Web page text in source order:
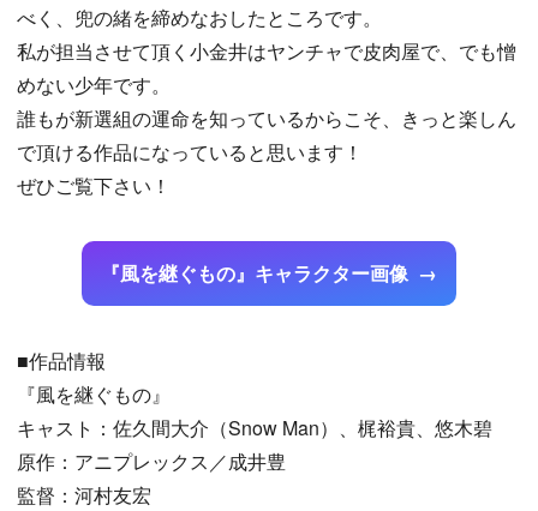
べく、兜の緒を締めなおしたところです。
私が担当させて頂く小金井はヤンチャで皮肉屋で、でも憎
めない少年です。
誰もが新選組の運命を知っているからこそ、きっと楽しん
で頂ける作品になっていると思います！
ぜひご覧下さい！
『風を継ぐもの』キャラクター画像
■作品情報
『風を継ぐもの』
キャスト：佐久間大介（Snow Man）、梶裕貴、悠木碧
原作：アニプレックス／成井豊
監督：河村友宏